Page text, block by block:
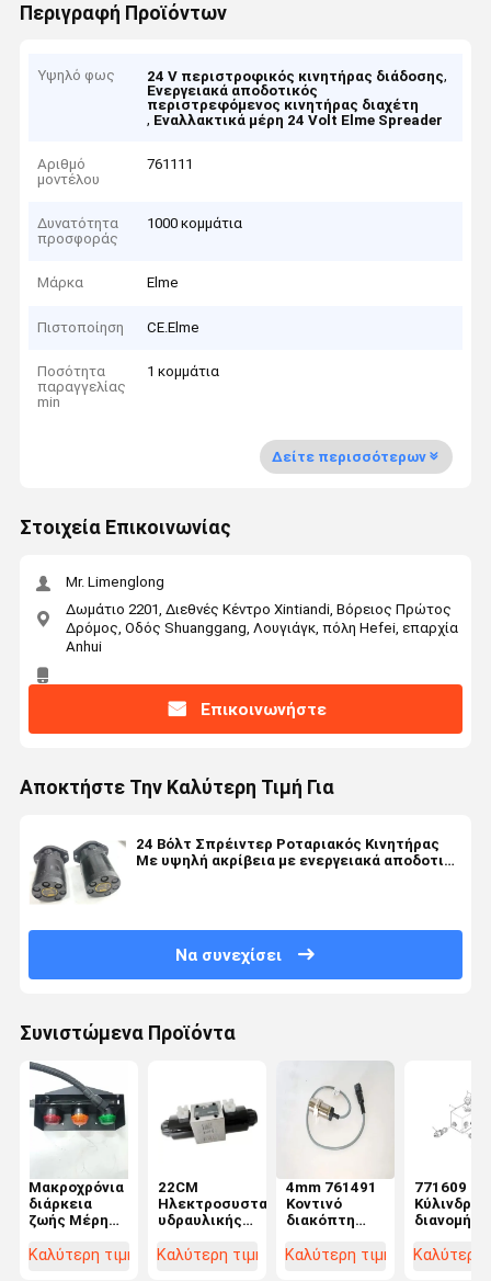
Περιγραφή Προϊόντων
Υψηλό φως 24 V περιστροφικός κινητήρας διάδοσης,
Ενεργειακά αποδοτικός
περιστρεφόμενος κινητήρας διαχέτη
, Εναλλακτικά μέρη 24 Volt Elme Spreader
Αριθμό
μοντέλου
761111
Δυνατότητα
προσφοράς
1000 κομμάτια
Μάρκα Elme
Πιστοποίηση CE.Elme
Ποσότητα
παραγγελίας
min
1 κομμάτια
Δείτε περισσότερων
Στοιχεία Επικοινωνίας
Mr. Limenglong
Δωμάτιο 2201, Διεθνές Κέντρο Xintiandi, Βόρειος Πρώτος
Δρόμος, Οδός Shuanggang, Λουγιάγκ, πόλη Hefei, επαρχία
Anhui
Επικοινωνήστε
Αποκτήστε Την Καλύτερη Τιμή Για
24 Βόλτ Σπρέιντερ Ροταριακός Κινητήρας
Με υψηλή ακρίβεια με ενεργειακά αποδοτικό
Να συνεχίσει
Συνιστώμενα Προϊόντα
Μακροχρόνια
διάρκεια
ζωής Μέρη
ελμού 24V
Καλύτερη τιμή
22CM
Ηλεκτροσυστατικό
υδραυλικής
ελέγχου
Καλύτερη τιμή
4mm 761491
Κοντινό
διακόπτη
Spreader
Καλύτερη τιμή
771609
Κύλινδρο
διανομής
Καλύτερη